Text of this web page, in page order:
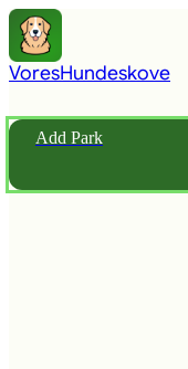
VoresHundeskove
Add Park